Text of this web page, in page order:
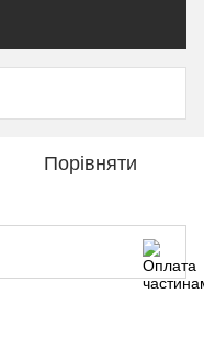
Порівняти